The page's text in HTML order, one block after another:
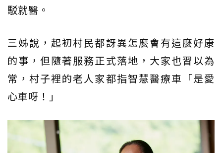
駁就醫。
三姊說，起初村民都訝異怎麼會有這麼好康
的事，但隨著服務正式落地，大家也習以為
常，村子裡的老人家都指智慧醫療車「是愛
心車呀！」